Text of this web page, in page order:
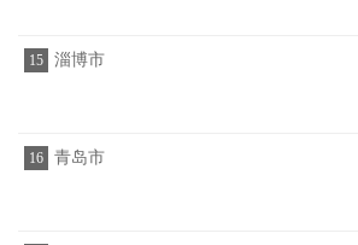
15 淄博市
16 青岛市